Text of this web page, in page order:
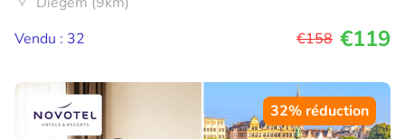
Vendu : 32
€158 €119
32% réduction